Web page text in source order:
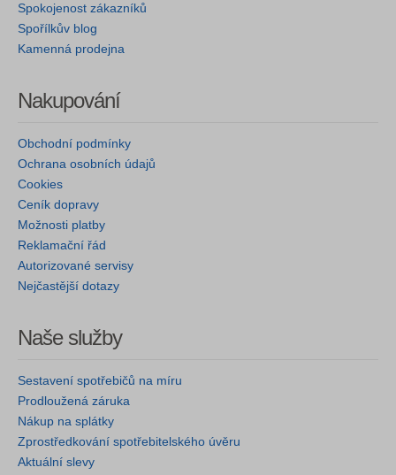
Spokojenost zákazníků
Spořílkův blog
Kamenná prodejna
Nakupování
Obchodní podmínky
Ochrana osobních údajů
Cookies
Ceník dopravy
Možnosti platby
Reklamační řád
Autorizované servisy
Nejčastější dotazy
Naše služby
Sestavení spotřebičů na míru
Prodloužená záruka
Nákup na splátky
Zprostředkování spotřebitelského úvěru
Aktuální slevy